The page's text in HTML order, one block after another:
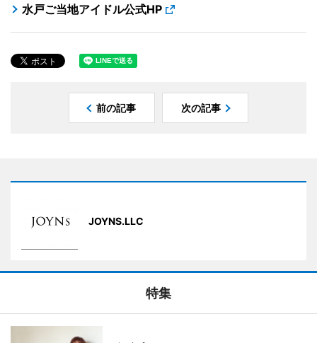
水戸ご当地アイドル公式HP
前の記事 次の記事
JOYNS.LLC
特集